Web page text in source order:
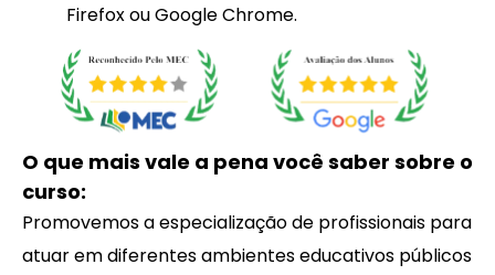
Firefox ou Google Chrome.
O que mais vale a pena você saber sobre o
curso:
Promovemos a especialização de profissionais para
atuar em diferentes ambientes educativos públicos